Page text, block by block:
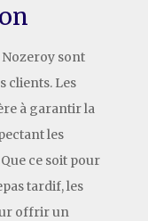
sont
clients. Les
à garantir la
les
ce soit pour
tardif, les
offrir un